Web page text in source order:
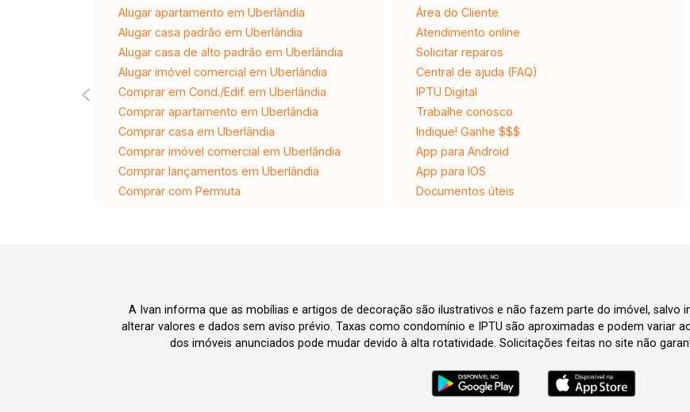
Alugar apartamento em Uberlândia
Alugar casa padrão em Uberlândia
Alugar casa de alto padrão em Uberlândia
Alugar imóvel comercial em Uberlândia
Comprar em Cond./Edif. em Uberlândia
Comprar apartamento em Uberlândia
Comprar casa em Uberlândia
Comprar imóvel comercial em Uberlândia
Comprar lançamentos em Uberlândia
Comprar com Permuta
Área do Cliente
Atendimento online
Solicitar reparos
Central de ajuda (FAQ)
IPTU Digital
Trabalhe conosco
Indique! Ganhe $$$
App para Android
App para IOS
Documentos úteis
A Ivan informa que as mobílias e artigos de decoração são ilustrativos e não fazem parte do imóvel, salvo
alterar valores e dados sem aviso prévio. Taxas como condomínio e IPTU são aproximadas e podem variar
dos imóveis anunciados pode mudar devido à alta rotatividade. Solicitações feitas no site não